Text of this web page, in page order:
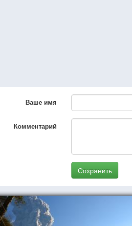
Ваше имя
Комментарий
Сохранить